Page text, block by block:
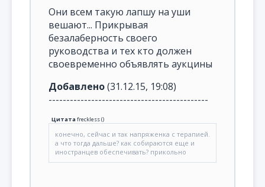
Они всем такую лапшу на уши
вешают... Прикрывая
безалаберность своего
руководства и тех кто должен
своевременно объявлять аукцины
Добавлено(31.12.15, 19:08)
---------------------------------------------
Цитатаfreckless()
конечно, сейчас и так напряженка с терапией.
а что тогда дальше? как собираются еще и
иностранцев обеспечивать? прикольно